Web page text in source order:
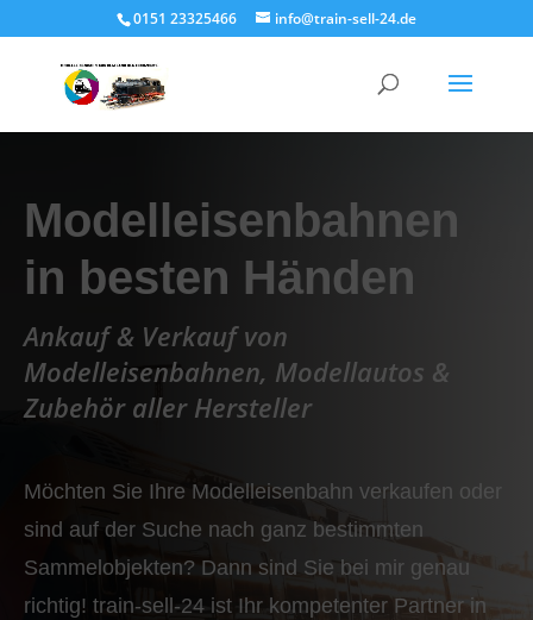
0151 23325466 info@train-sell-24.de
Modelleisenbahnen
in besten Händen
Ankauf & Verkauf von
Modelleisenbahnen, Modellautos &
Zubehör aller Hersteller
Möchten Sie Ihre Modelleisenbahn verkaufen oder
sind auf der Suche nach ganz bestimmten
Sammelobjekten? Dann sind Sie bei mir genau
richtig! train-sell-24 ist Ihr kompetenter Partner in